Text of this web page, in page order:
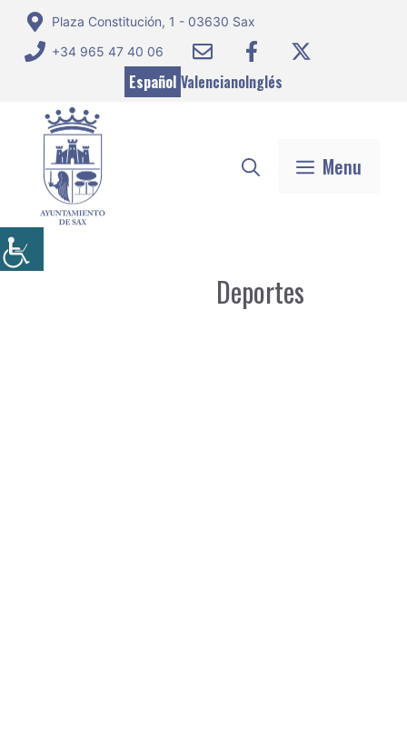
Saltar
contenido
Plaza Constitución, 1 - 03630 Sax
+34 965 47 40 06
Español ValencianoInglés
Menu
Deportes